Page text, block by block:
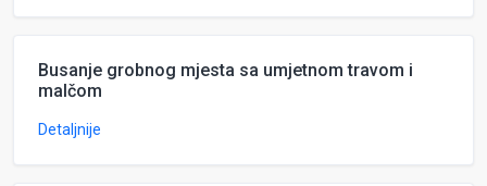
Busanje grobnog mjesta sa umjetnom travom i
malčom
Detaljnije